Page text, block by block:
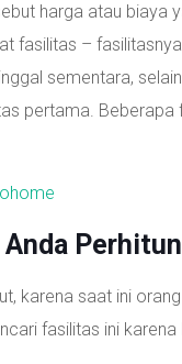
harga atau biaya
fasilitas –
sementara,
pertama. Beberapa
karena saat ini
fasilitas ini